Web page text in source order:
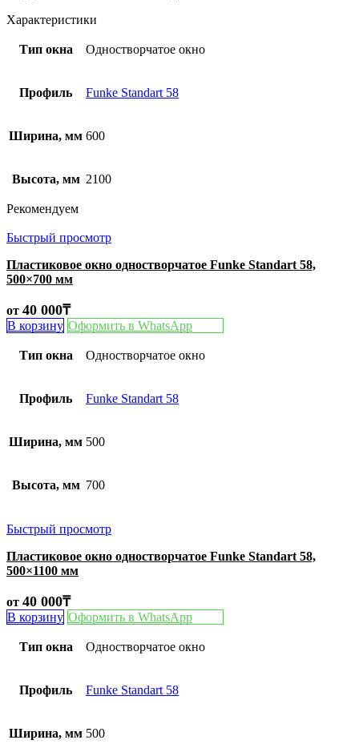
Характеристики
Тип окна Одностворчатое окно
Профиль Funke Standart 58
Ширина, мм 600
Высота, мм 2100
Рекомендуем
Быстрый просмотр
Пластиковое окно одностворчатое Funke Standart 58,
500×700 мм
от 40 000₸
В корзину Оформить в WhatsApp
Тип окна Одностворчатое окно
Профиль Funke Standart 58
Ширина, мм 500
Высота, мм 700
Быстрый просмотр
Пластиковое окно одностворчатое Funke Standart 58,
500×1100 мм
от 40 000₸
В корзину Оформить в WhatsApp
Тип окна Одностворчатое окно
Профиль Funke Standart 58
Ширина, мм 500